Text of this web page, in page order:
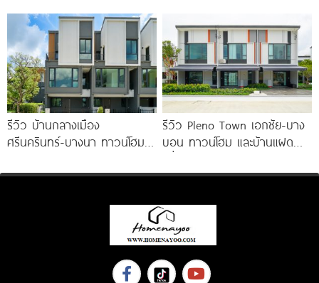
ทางด่วนจตุโชติ เริ่ม 8.59
รีวิว บ้านกลางเมือง
ศรีนครินทร์-บางนา ทาวน์โฮม 3
Penthouse
รีวิว Pleno Town เอกชัย-บาง
บอน ทาวน์โฮม และบ้านแฝด
Central 2